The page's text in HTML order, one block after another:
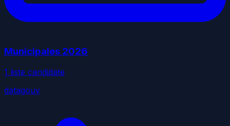
Municipales 2026
1 liste candidate
datagouv